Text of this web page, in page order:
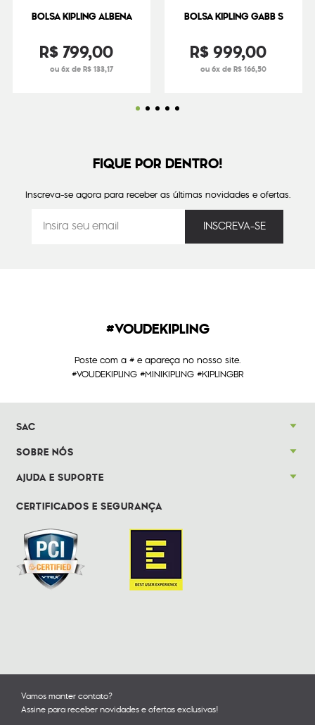
BOLSA KIPLING ALBENA
R$799,00
ou 6x de R$ 133,17
BOLSA KIPLING GABB S
R$999,00
ou 6x de R$ 166,50
FIQUE POR DENTRO!
Inscreva-se agora para receber as últimas novidades e ofertas.
#VOUDEKIPLING
Poste com a # e apareça no nosso site.
#VOUDEKIPLING #MINIKIPLING #KIPLINGBR
SAC
SOBRE NÓS
AJUDA E SUPORTE
CERTIFICADOS E SEGURANÇA
Vamos manter contato?
Assine para receber novidades e ofertas exclusivas!